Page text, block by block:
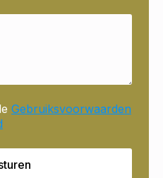
Gebruiksvoorwaarden